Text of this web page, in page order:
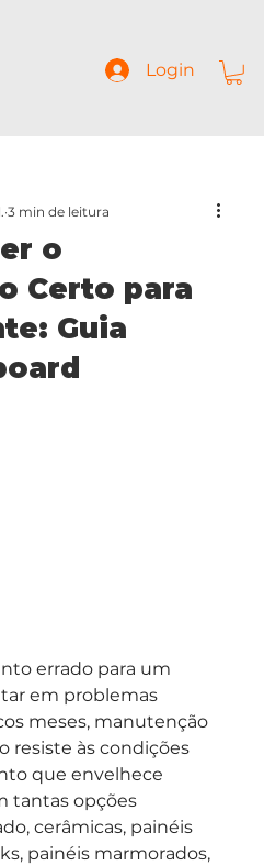
Login
o
Certo para
Guia
3 min de leitura
errado para um
em problemas
meses, manutenção
resiste às condições
que envelhece
tantas opções
cerâmicas, painéis
painéis marmorados,